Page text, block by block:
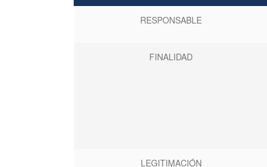
RESPONSABLE
FINALIDAD
LEGITIMACIÓN